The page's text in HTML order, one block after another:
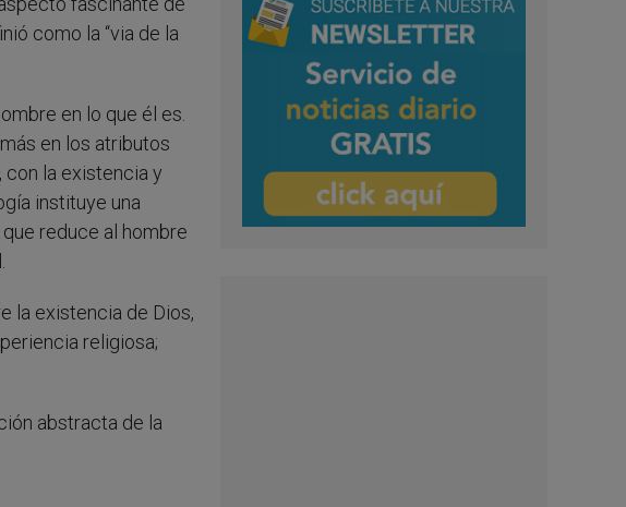
como la “via de la
en lo que él es.
en los atributos
la existencia y
instituye una
reduce al hombre
la existencia de Dios,
religiosa;
abstracta de la